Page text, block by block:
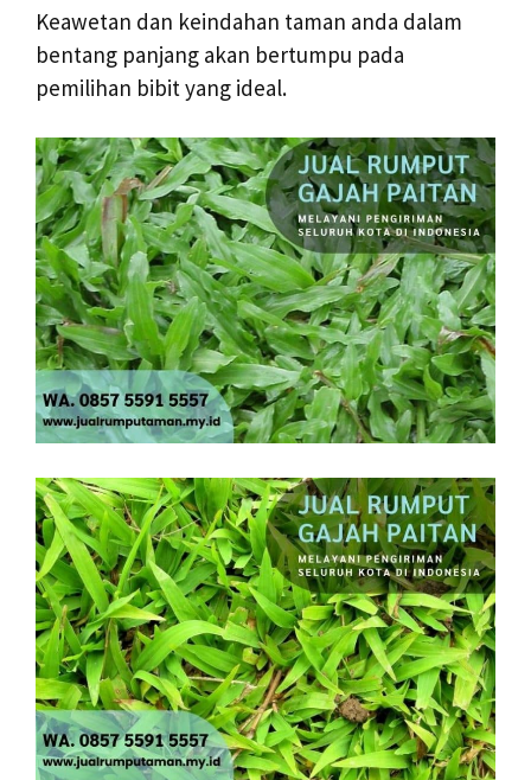
Keawetan dan keindahan taman anda dalam
bentang panjang akan bertumpu pada
pemilihan bibit yang ideal.